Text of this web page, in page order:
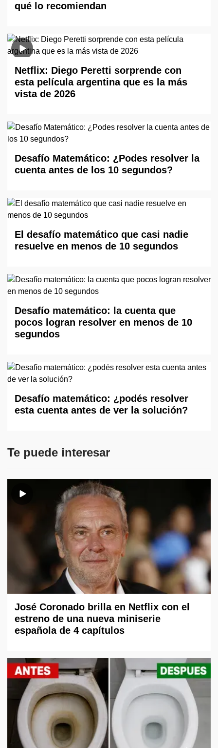
qué lo recomiendan
Netflix: Diego Peretti sorprende con
esta película argentina que es la más
vista de 2026
Desafío Matemático: ¿Podes resolver la
cuenta antes de los 10 segundos?
El desafío matemático que casi nadie
resuelve en menos de 10 segundos
Desafío matemático: la cuenta que
pocos logran resolver en menos de 10
segundos
Desafío matemático: ¿podés resolver
esta cuenta antes de ver la solución?
Te puede interesar
José Coronado brilla en Netflix con el
estreno de una nueva miniserie
española de 4 capítulos